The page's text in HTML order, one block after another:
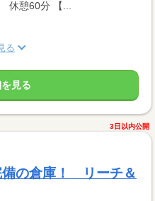
休憩60分 【...
る
見る
3日以内公開
の倉庫！ リーチ＆